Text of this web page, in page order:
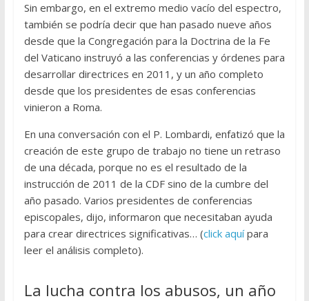
Sin embargo, en el extremo medio vacío del espectro,
también se podría decir que han pasado nueve años
desde que la Congregación para la Doctrina de la Fe
del Vaticano instruyó a las conferencias y órdenes para
desarrollar directrices en 2011, y un año completo
desde que los presidentes de esas conferencias
vinieron a Roma.
En una conversación con el P. Lombardi, enfatizó que la
creación de este grupo de trabajo no tiene un retraso
de una década, porque no es el resultado de la
instrucción de 2011 de la CDF sino de la cumbre del
año pasado. Varios presidentes de conferencias
episcopales, dijo, informaron que necesitaban ayuda
para crear directrices significativas… (click aquípara
leer el análisis completo).
La lucha contra los abusos, un año